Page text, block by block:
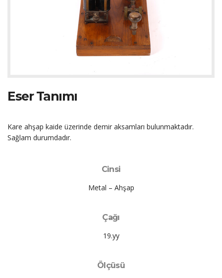
Eser Tanımı
Kare ahşap kaide üzerinde demir aksamları bulunmaktadır.
Sağlam durumdadır.
Cinsi
Metal – Ahşap
Çağı
19.yy
Ölçüsü